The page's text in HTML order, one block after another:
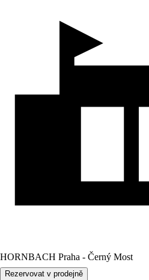
HORNBACH Praha - Černý Most
Rezervovat v prodejně